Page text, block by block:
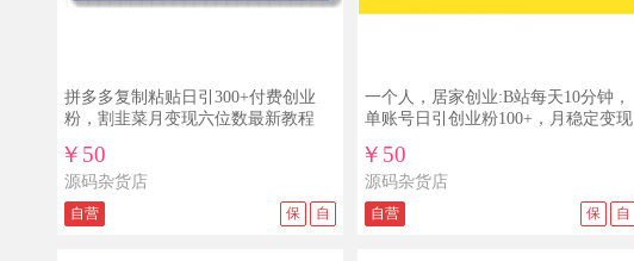
拼多多复制粘贴日引300+付费创业
粉，割韭菜月变现六位数最新教程
￥50
源码杂货店
自营 自
保
一个人，居家创业:B站每天10分钟，
单账号日引创业粉100+，月稳定变现
￥50
源码杂货店
自营 自
保